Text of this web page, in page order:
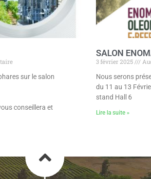
sur le salon
conseillera et
SALON
3 février 2025
Nous serons
du 11 au 13
stand Hall 6
Lire la suite »